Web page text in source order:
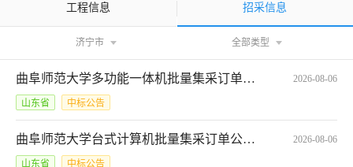
工程信息 招采信息
济宁市 全部类型
曲阜师范大学多功能一体机批量集采订单公告*SDGP370000000202601009983_A 2026-08-06
山东省 中标公告
曲阜师范大学台式计算机批量集采订单公告*SDGP370000000202601009969_A 2026-08-06
山东省 中标公告